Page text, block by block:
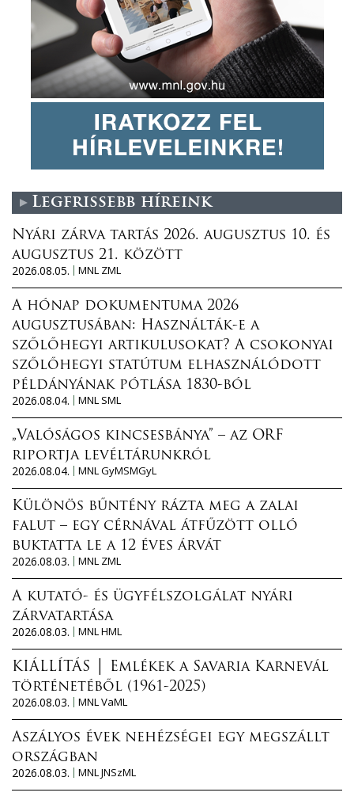
Legfrissebb híreink
Nyári zárva tartás 2026. augusztus 10. és
augusztus 21. között
2026.08.05.
MNL ZML
A hónap dokumentuma 2026
augusztusában: Használták-e a
szőlőhegyi artikulusokat? A csokonyai
szőlőhegyi statútum elhasználódott
példányának pótlása 1830-ból
2026.08.04.
MNL SML
„Valóságos kincsesbánya” – az ORF
riportja levéltárunkról
2026.08.04.
MNL GyMSMGyL
Különös bűntény rázta meg a zalai
falut – egy cérnával átfűzött olló
buktatta le a 12 éves árvát
2026.08.03.
MNL ZML
A kutató- és ügyfélszolgálat nyári
zárvatartása
2026.08.03.
MNL HML
KIÁLLÍTÁS │ Emlékek a Savaria Karnevál
történetéből (1961-2025)
2026.08.03.
MNL VaML
Aszályos évek nehézségei egy megszállt
országban
2026.08.03.
MNL JNSzML